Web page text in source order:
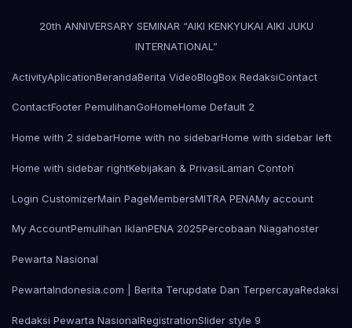
20th ANNIVERSARY SEMINAR “AIKI KENKYUKAI AIKI JUKU
INTERNATIONAL”
ActivityAplicationBerandaBerita VideoBlogBox RedaksiContact
ContactFooter PemulihanGoHomeHome Default 2
Home with 2 sidebarHome with no sidebarHome with sidebar left
Home with sidebar rightKebijakan & PrivasiLaman Contoh
Login CustomizerMain PageMembersMITRA PENAMy account
My AccountPemulihan IklanPENA 2025Percobaan Niagahoster
Pewarta Nasional
PewartaIndonesia.com | Berita Terupdate Dan TerpercayaRedaksi
Redaksi Pewarta NasionalRegistrationSlider style 9